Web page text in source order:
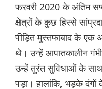
फरवरी 2020 के अंतिम
क्षेत्रों के कुछ हिस्से
पीड़ित मुस्तफाबाद के एक
थे। उन्हें आपातकालीन
उन्हें तुरंत सुविधाओं के
पड़ा। हालांकि, भड़के